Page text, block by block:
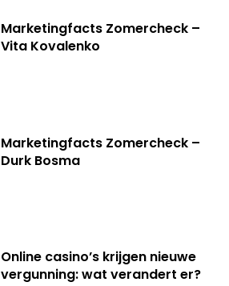
Marketingfacts Zomercheck –
Vita Kovalenko
Marketingfacts Zomercheck –
Durk Bosma
Online casino’s krijgen nieuwe
vergunning: wat verandert er?